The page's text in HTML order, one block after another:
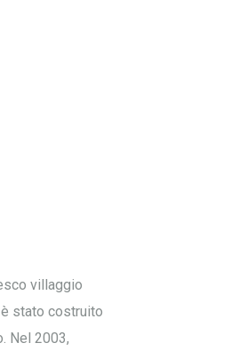
villaggio
stato costruito
Nel 2003,